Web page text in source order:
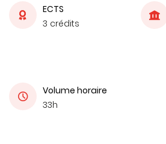
ECTS
3 crédits
Volume horaire
33h